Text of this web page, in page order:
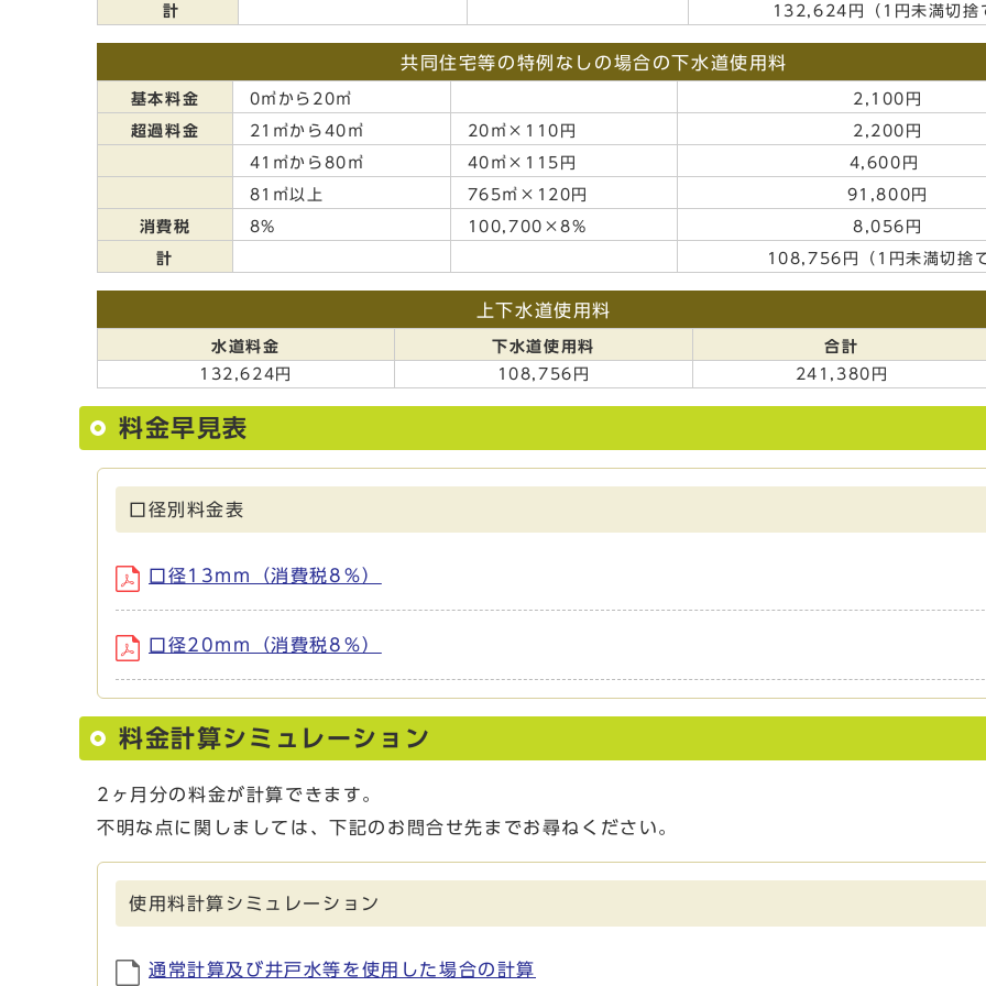
計 132,624円（1円未満切捨
共同住宅等の特例なしの場合の下水道使用料
基本料金 0㎥から20㎥ 2,100円
超過料金 21㎥から40㎥ 20㎥×110円 2,200円
41㎥から80㎥ 40㎥×115円 4,600円
81㎥以上 765㎥×120円 91,800円
消費税 8% 100,700×8% 8,056円
計 108,756円（1円未満切捨て
上下水道使用料
水道料金 下水道使用料
合計
132,624円
108,756円 241,380円
料金早見表
口径別料金表
口径13mm（消費税8％）
口径20mm（消費税8％）
料金計算シミュレーション
2ヶ月分の料金が計算できます。
不明な点に関しましては、下記のお問合せ先までお尋ねください。
使用料計算シミュレーション
通常計算及び井戸水等を使用した場合の計算